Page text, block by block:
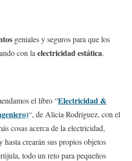
geniales y seguros para que los
con la electricidad estática.
el libro “Electricidad &
“, de Alicia Rodríguez, con el
cosas acerca de la electricidad,
crearán sus propios objetos
todo un reto para pequeños